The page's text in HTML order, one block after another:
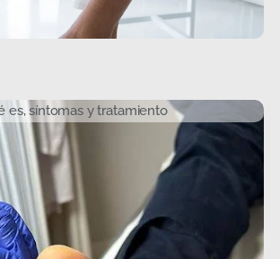
es, síntomas y tratamiento